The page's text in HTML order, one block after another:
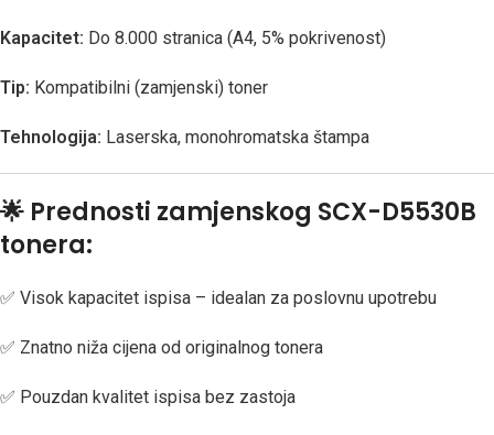
Kapacitet: Do 8.000 stranica (A4, 5% pokrivenost)
Tip: Kompatibilni (zamjenski) toner
Tehnologija: Laserska, monohromatska štampa
🌟 Prednosti zamjenskog SCX-D5530B
tonera:
✅ Visok kapacitet ispisa – idealan za poslovnu upotrebu
✅ Znatno niža cijena od originalnog tonera
✅ Pouzdan kvalitet ispisa bez zastoja